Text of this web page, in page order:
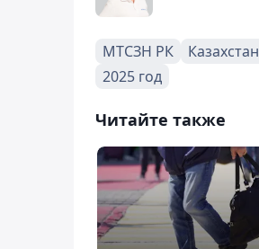
МТСЗН РК Казахстан
2025 год
Читайте также